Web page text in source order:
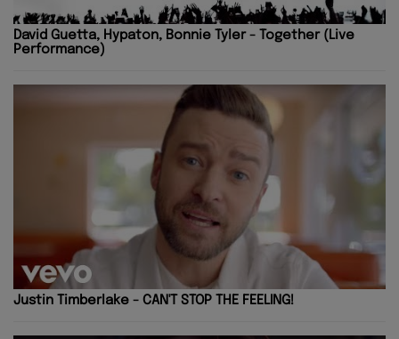
David Guetta, Hypaton, Bonnie Tyler - Together (Live
Performance)
Justin Timberlake - CAN'T STOP THE FEELING!